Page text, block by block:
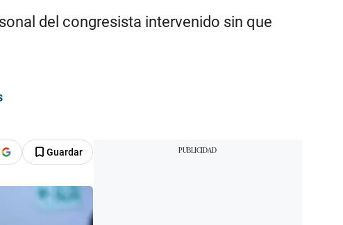
del congresista intervenido sin que
Guardar